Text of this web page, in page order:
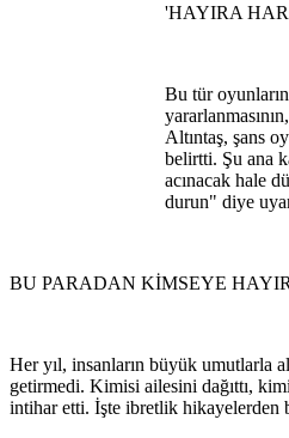
'HAYIRA
Bu tür oyunların
Altıntaş, şans
belirtti. Şu ana
acınacak hale
durun" diye
BU PARADAN KİMSEYE
Her yıl, insanların büyük umutlarla
getirmedi. Kimisi ailesini dağıttı,
intihar etti. İşte ibretlik hikayelerden